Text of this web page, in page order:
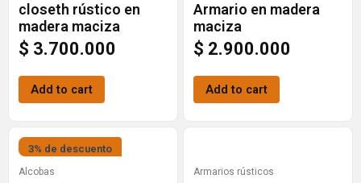
closeth rústico en
madera maciza
$ 3.700.000
Add to cart
Armario en madera
maciza
$ 2.900.000
Add to cart
3% de descuento
Alcobas
Original
priceArmarios rústicos